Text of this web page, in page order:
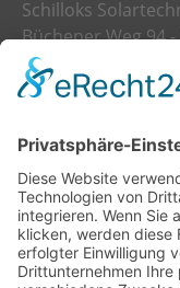
Schilloks
Büchener Weg 94
Telefon:04153